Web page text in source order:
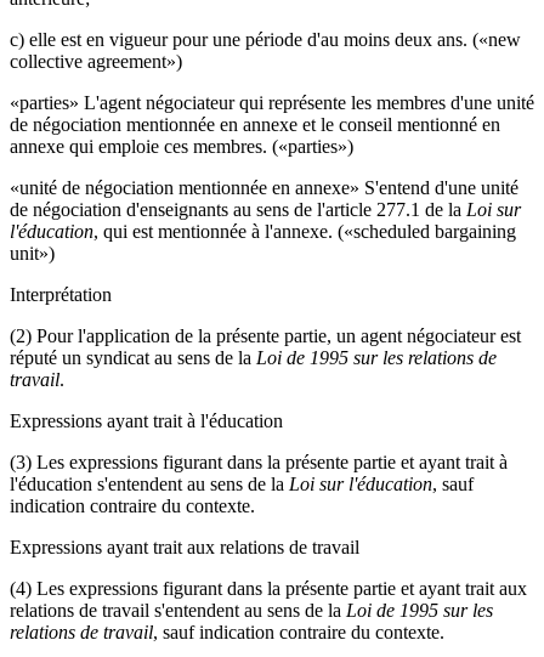
c) elle est en vigueur pour une période d'au moins deux ans. («new
collective agreement»)
«parties» L'agent négociateur qui représente les membres d'une unité
de négociation mentionnée en annexe et le conseil mentionné en
annexe qui emploie ces membres. («parties»)
«unité de négociation mentionnée en annexe» S'entend d'une unité
de négociation d'enseignants au sens de l'article 277.1 de la Loi sur
l'éducation, qui est mentionnée à l'annexe. («scheduled bargaining
unit»)
Interprétation
(2) Pour l'application de la présente partie, un agent négociateur est
réputé un syndicat au sens de la Loi de 1995 sur les relations de
travail.
Expressions ayant trait à l'éducation
(3) Les expressions figurant dans la présente partie et ayant trait à
l'éducation s'entendent au sens de la Loi sur l'éducation, sauf
indication contraire du contexte.
Expressions ayant trait aux relations de travail
(4) Les expressions figurant dans la présente partie et ayant trait aux
relations de travail s'entendent au sens de la Loi de 1995 sur les
relations de travail, sauf indication contraire du contexte.